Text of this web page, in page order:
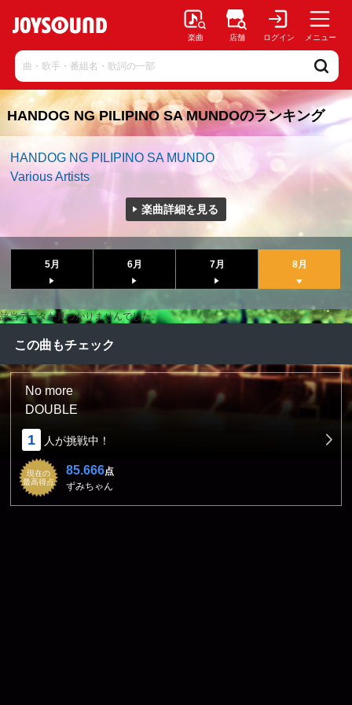
楽曲 店舗 ログイン メニュー
HANDOG NG PILIPINO SA MUNDOのランキング
HANDOG NG PILIPINO SA MUNDO
Various Artists
楽曲詳細を見る
5月 6月 7月 8月
該当データが見つかりませんでした。
この曲もチェック
No more
DOUBLE
1 人が挑戦中！
現在の
最高得点
85.666点
ずみちゃん